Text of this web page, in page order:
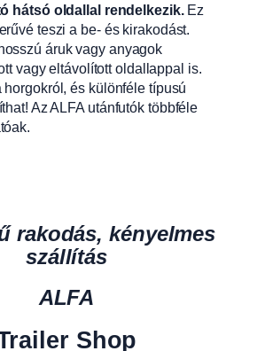
hátsó oldallal rendelkezik.Ez
teszi a be- és kirakodást.
áruk vagy anyagok
vagy eltávolított oldallappal is.
és különféle típusú
Az ALFA utánfutók többféle
rakodás, kényelmes
szállítás
ALFA
Shop